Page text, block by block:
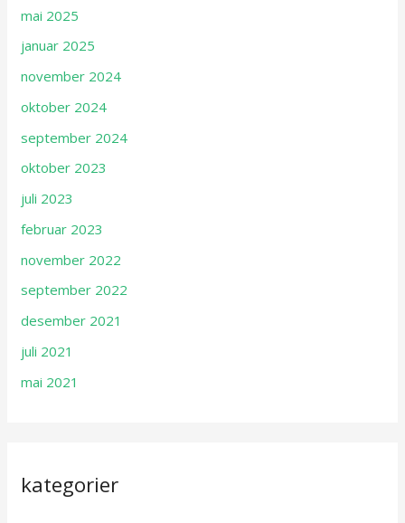
mai 2025
januar 2025
november 2024
oktober 2024
september 2024
oktober 2023
juli 2023
februar 2023
november 2022
september 2022
desember 2021
juli 2021
mai 2021
kategorier